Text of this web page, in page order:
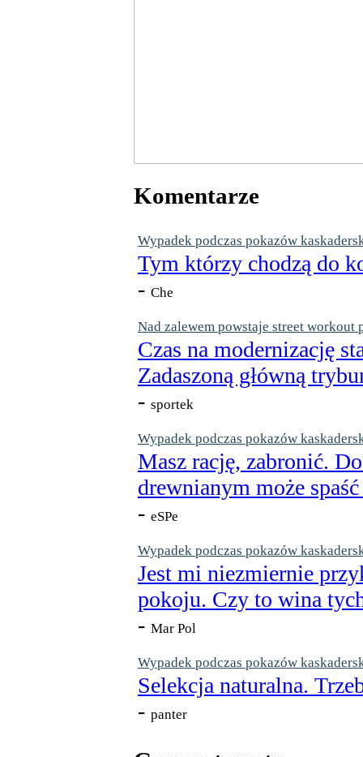
Komentarze
Wypadek podczas pokazów
Tym którzy chodzą do
- Che
Nad zalewem powstaje street workout
Czas na modernizację
Zadaszoną główną
- sportek
Wypadek podczas pokazów
Masz rację, zabronić.
drewnianym może
- eSPe
Wypadek podczas pokazów
Jest mi niezmiernie
pokoju. Czy to wina
- Mar Pol
Wypadek podczas pokazów
Selekcja naturalna.
- panter